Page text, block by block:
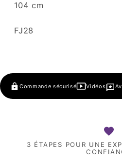
104 cm
SKU:
FJ28
Commande sécurisé Vidéos
3 ÉTAPES POUR UNE